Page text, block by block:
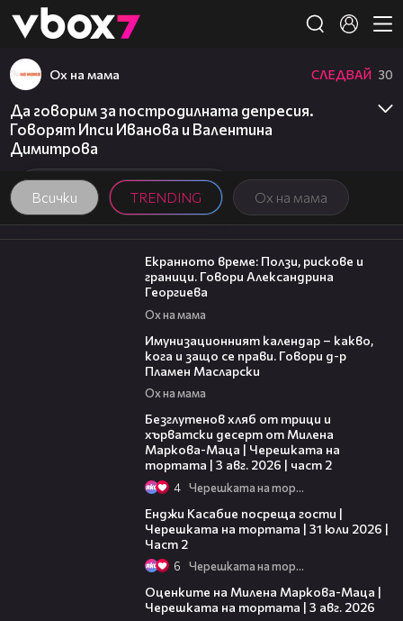
👾
Всички TRENDING Ох на мама
Ох на мама СЛЕДВАЙ 30
Да говорим за постродилната депресия.
Говорят Ипси Иванова и Валентина
Димитрова
22:19
Екранното време: Ползи, рискове и
граници. Говори Александрина
Георгиева
Ох на мама
Имунизационният календар – какво,
кога и защо се прави. Говори д-р
Пламен Масларски
Ох на мама
Безглутенов хляб от трици и
хърватски десерт от Милена
Маркова-Маца | Черешката на
тортата | 3 авг. 2026 | част 2
4 Черешката на тортата
Енджи Касабие посреща гости |
Черешката на тортата | 31 юли 2026 |
Част 2
6 Черешката на тортата
Оценките на Милена Маркова-Маца |
Черешката на тортата | 3 авг. 2026